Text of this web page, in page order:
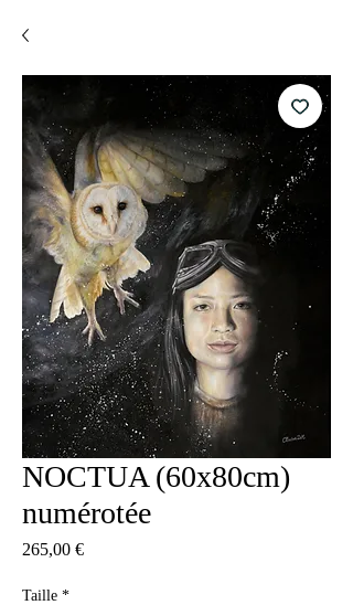
NOCTUA (60x80cm)
numérotée
265,00 €Цена
Taille *